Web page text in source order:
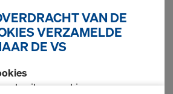
Pakket Ringlock
VAN DE
VERZAMELDE
DE VS
cookies en